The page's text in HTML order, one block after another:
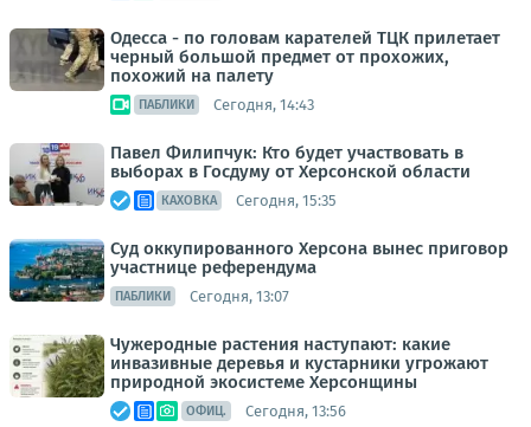
Одесса - по головам карателей ТЦК прилетает
черный большой предмет от прохожих,
похожий на палету
ПАБЛИКИ Сегодня, 14:43
Павел Филипчук: Кто будет участвовать в
выборах в Госдуму от Херсонской области
КАХОВКА Сегодня, 15:35
Суд оккупированного Херсона вынес приговор
участнице референдума
ПАБЛИКИ Сегодня, 13:07
Чужеродные растения наступают: какие
инвазивные деревья и кустарники угрожают
природной экосистеме Херсонщины
ОФИЦ. Сегодня, 13:56